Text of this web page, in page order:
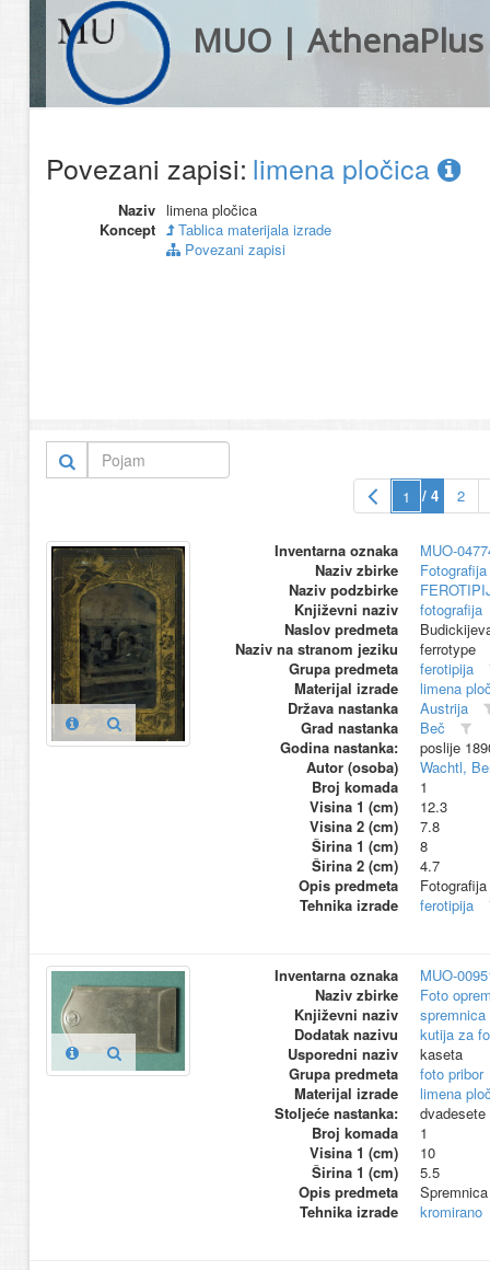
MUO | AthenaPlus
Povezani zapisi: limena pločica
Naziv limena pločica
Koncept
Tablica materijala izrade
Povezani zapisi
/ 4 2
Inventarna oznaka
MUO-
Naziv zbirke
Naziv podzbirke
Književni naziv
fotografija
Naslov predmeta
Naziv na stranom jeziku
ferrotype
Grupa predmeta
ferotipija
Materijal izrade
limena
Država nastanka
Austrija
Grad nastanka
Beč
Godina nastanka:
poslije
Autor (osoba)
Wachtl,
Broj komada
1
Visina 1 (cm)
12.3
Visina 2 (cm)
7.8
Širina 1 (cm)
8
Širina 2 (cm)
4.7
Opis predmeta
Tehnika izrade
ferotipija
Inventarna oznaka
MUO-
Naziv zbirke
Foto
Književni naziv
Dodatak nazivu
kutija za
Usporedni naziv
kaseta
Grupa predmeta
foto pribor
Materijal izrade
limena
Stoljeće nastanka:
dvadesete
Broj komada
1
Visina 1 (cm)
10
Širina 1 (cm)
5.5
Opis predmeta
Tehnika izrade
kromirano